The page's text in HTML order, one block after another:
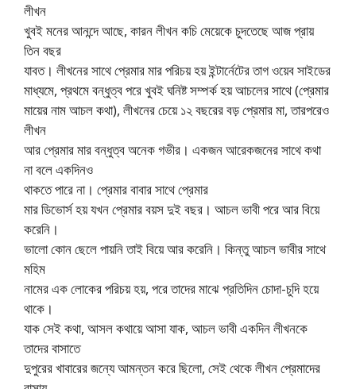
লীখন
খুবই মনের আনন্দে আছে, কারন লীখন কচি মেয়েকে চুদতেছে আজ প্রায়
তিন বছর
যাবত। লীখনের সাথে প্রেমার মার পরিচয় হয় ইন্টার্নেটের তাগ ওয়েব সাইডের
মাধ্যমে, প্রথমে বন্ধুত্ব পরে খুবই ঘনিষ্ট সম্পর্ক হয় আচলের সাথে (প্রেমার
মায়ের নাম আচল কথা), লীখনের চেয়ে ১২ বছরের বড় প্রেমার মা, তারপরেও
লীখন
আর প্রেমার মার বন্ধুত্ব অনেক গভীর। একজন আরেকজনের সাথে কথা
না বলে একদিনও
থাকতে পারে না। প্রেমার বাবার সাথে প্রেমার
মার ডিভোর্স হয় যখন প্রেমার বয়স দুই বছর। আচল ভাবী পরে আর বিয়ে
করেনি।
ভালো কোন ছেলে পায়নি তাই বিয়ে আর করেনি। কিন্তু আচল ভাবীর সাথে
মহিম
নামের এক লোকের পরিচয় হয়, পরে তাদের মাঝে প্রতিদিন চোদা-চুদি হয়ে
থাকে।
যাক সেই কথা, আসল কথায়ে আসা যাক, আচল ভাবী একদিন লীখনকে
তাদের বাসাতে
দুপুরের খাবারের জন্যে আমন্তন করে ছিলো, সেই থেকে লীখন প্রেমাদের